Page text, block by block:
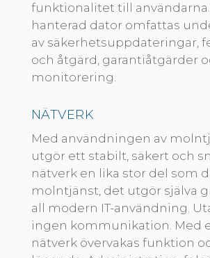
funktionalitet till användarna.
hanterad dator omfattas
av säkerhetsuppdateringar,
och åtgärd, garantiåtgärder
monitorering.
NÄTVERK
Med användningen av
utgör ett stabilt, säkert och
nätverk en lika stor del som
molntjänst, det utgör själva
all modern IT-användning.
ingen kommunikation. Med
nätverk övervakas funktion